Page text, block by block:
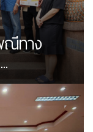
ณีทาง